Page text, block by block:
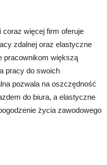
więcej firm oferuje
zdalnej oraz elastyczne
pracownikom większą
pracy do swoich
pozwala na oszczędność
do biura, a elastyczne
życia zawodowego